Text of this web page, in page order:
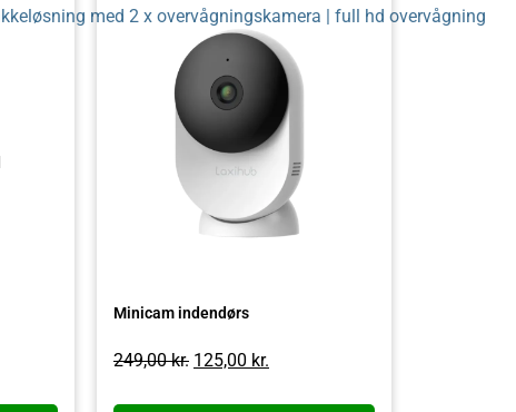
Minicam indendørs
249,00kr. 125,00 kr.